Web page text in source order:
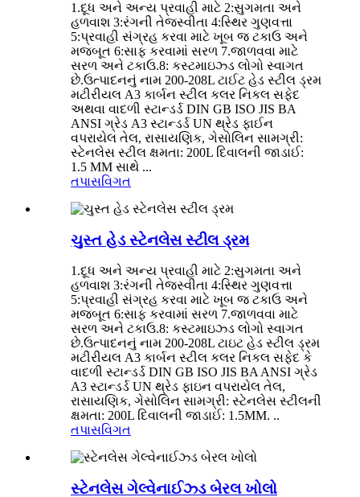
1.દૂધ અને અન્ય પ્રવાહી માટે 2:સુગમતા અને
હળવાશ 3:રંગની તેજસ્વીતા 4:સ્થિર ગુણવત્તા
5:પ્રવાહી સંગ્રહ કરવા માટે ખૂબ જ ટકાઉ અને
મજબૂત 6:સાફ કરવામાં સરળ 7.જાળવવા માટે
સરળ અને ટકાઉ.8: કસ્ટમાઇઝ્ડ લોગો સ્વાગત
છે.ઉત્પાદનનું નામ 200-208L ટાઈટ હેડ સ્ટીલ ડ્રમ
મટીરીયલ A3 કાર્બન સ્ટીલ કલર નિકલ સફેદ
અથવા વાદળી સ્ટાન્ડર્ડ DIN GB ISO JIS BA
ANSI ગ્રેડ A3 સ્ટાન્ડર્ડ UN થ્રેડ ફાઈન
વપરાયેલ તેલ, રાસાયણિક, ગેસોલિન સામગ્રી:
સ્ટેનલેસ સ્ટીલ ક્ષમતા: 200L દિવાલની જાડાઈ:
1.5 MM સાથે ...
તપાસવિગત
ચુસ્ત હેડ સ્ટેનલેસ સ્ટીલ ડ્રમ
1.દૂધ અને અન્ય પ્રવાહી માટે 2:સુગમતા અને
હળવાશ 3:રંગની તેજસ્વીતા 4:સ્થિર ગુણવત્તા
5:પ્રવાહી સંગ્રહ કરવા માટે ખૂબ જ ટકાઉ અને
મજબૂત 6:સાફ કરવામાં સરળ 7.જાળવવા માટે
સરળ અને ટકાઉ.8: કસ્ટમાઇઝ્ડ લોગો સ્વાગત
છે.ઉત્પાદનનું નામ 200-208L ટાઇટ હેડ સ્ટીલ ડ્રમ
મટીરીયલ A3 કાર્બન સ્ટીલ કલર નિકલ સફેદ કે
વાદળી સ્ટાન્ડર્ડ DIN GB ISO JIS BA ANSI ગ્રેડ
A3 સ્ટાન્ડર્ડ UN થ્રેડ ફાઇન વપરાયેલ તેલ,
રાસાયણિક, ગેસોલિન સામગ્રી: સ્ટેનલેસ સ્ટીલની
ક્ષમતા: 200L દિવાલની જાડાઈ: 1.5MM. ..
તપાસવિગત
સ્ટેનલેસ ગેલ્વેનાઈઝ્ડ બેરલ ખોલો